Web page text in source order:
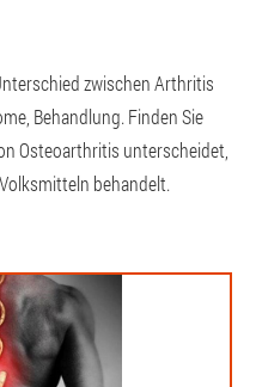
zwischen Arthritis
Behandlung. Finden Sie
Osteoarthritis unterscheidet,
behandelt.